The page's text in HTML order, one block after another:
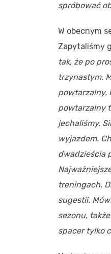
spróbować
W obecnym
Zapytaliśmy
tak, że po
trzynastym.
powtarzalny.
powtarzalny
jechaliśmy.
wyjazdem.
dwadzieścia
treningach.
sugestii.
sezonu,
spacer tylko